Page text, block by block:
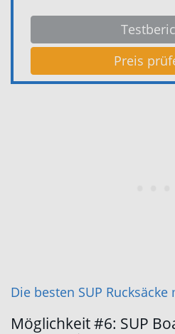
Preis
Die besten SUP
Möglichkeit #6: SUP